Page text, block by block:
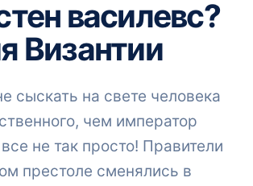
василевс?
Византии
сыскать на свете человека
чем император
не так просто! Правители
престоле сменялись в